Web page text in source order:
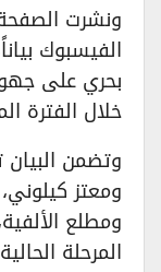
ونشرت
الفيسبوك
بحري على
خلال الفترة
وتضمن
ومعتز
ومطلع
المرحلة الحالية.